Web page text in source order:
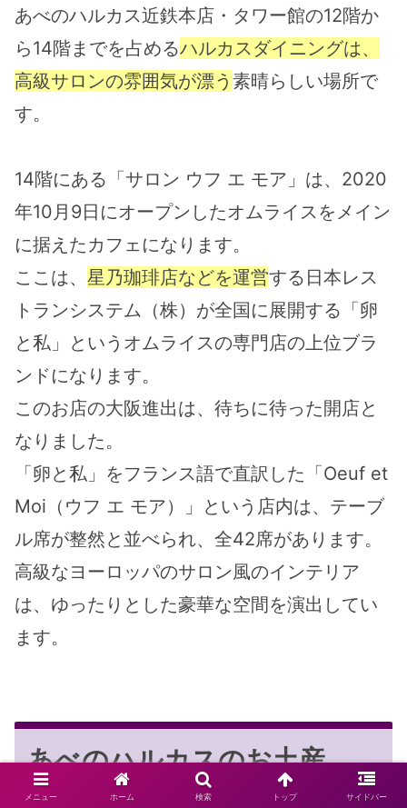
あべのハルカス近鉄本店・タワー館の12階か
ら14階までを占めるハルカスダイニングは、
高級サロンの雰囲気が漂う 素晴らしい場所で
す。
14階にある「サロン ウフ エ モア」は、2020
年10月9日にオープンしたオムライスをメイン
に据えたカフェになります。
ここは、 星乃珈琲店などを運営する日本レス
トランシステム（株）が全国に展開する「卵
と私」というオムライスの専門店の上位ブラ
ンドになります。
このお店の大阪進出は、待ちに待った開店と
なりました。
「卵と私」をフランス語で直訳した「Oeuf et
Moi（ウフ エ モア）」という店内は、テーブ
ル席が整然と並べられ、全42席があります。
高級なヨーロッパのサロン風のインテリア
は、ゆったりとした豪華な空間を演出してい
ます。
あべのハルカスのお土産
メニュー ホーム 検索 トップ サイドバー